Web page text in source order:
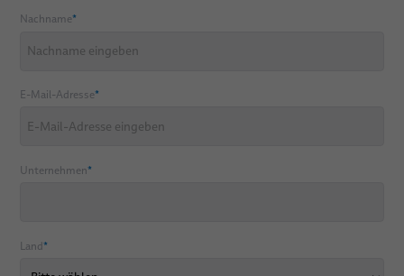
Nachname*
E-Mail-Adresse*
Unternehmen*
Land*